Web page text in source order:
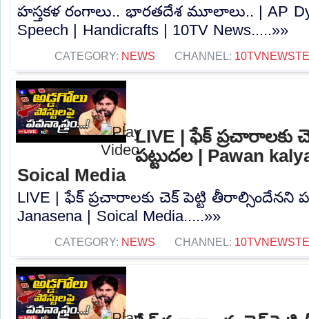
హస్తకళ రంగాలు.. భారతదేశ మూలాలు.. | AP Dy
Speech | Handicrafts | 10TV News.....»»
CATEGORY: NEWS CHANNEL:
LIVE | ఫేక్ ప్రచారాలకు
పట్టుదల | Pawan
Soical Media
LIVE | ఫేక్ ప్రచారాలకు చెక్ పెట్టి తీరాల్సిందేనని
Janasena | Soical Media.....»»
CATEGORY: NEWS CHANNEL: